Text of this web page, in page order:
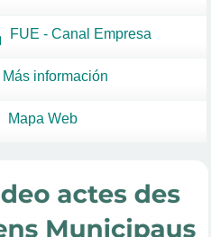
FUE - Canal Empresa
Más información
Mapa Web